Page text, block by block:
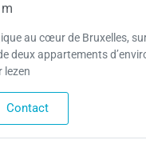
au cœur de Bruxelles,
deux appartements
lezen
Contact